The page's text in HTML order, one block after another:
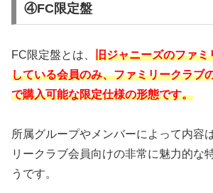
④FC限定盤
FC限定盤とは、 旧ジャニーズのファミ
している会員のみ、ファミリークラブ
で購入可能な限定仕様の形態です。
所属グループやメンバーによって内容
リークラブ会員向けの非常に魅力的な
うです。